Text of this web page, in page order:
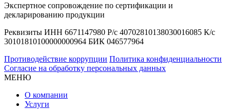
Экспертное сопровождение по сертификации и
декларированию продукции
Реквизиты ИНН 6671147980 Р/с 40702810138030016085 К/с
30101810100000000964 БИК 046577964
Противодействие коррупции Политика конфиденциальности
Согласие на обработку персональных данных
МЕНЮ
О компании
Услуги